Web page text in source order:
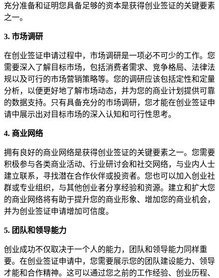
充分准备和证明您具备足够的资本是获得创业签证的关键要素
之一。
3. 市场调研
在创业签证申请过程中，市场调研是一项必不可少的工作。您
需要深入了解目标市场，包括消费者需求、竞争格局、法律法
规以及可行的市场营销策略等。您的调研应该包括定性和定量
分析，以便更好地了解市场动态，并为您的商业计划提供可靠
的数据支持。只有具备充分的市场调研，您才能在创业签证申
请中展示出对目标市场的深入认知和可行性思考。
4. 商业网络
拥有良好的商业网络是获得创业签证的关键要素之一。您需要
积极参与各类商业活动、行业研讨会和社交网络，与业内人士
建立联系，寻找潜在合作伙伴或投资者。您也可以加入创业社
群或专业组织，与其他创业者分享经验和资源。建立和扩大您
的商业网络将有助于提升您的商业形象、增加您的商业机会，
并为创业签证申请增加可信度。
5. 团队和领导能力
创业成功不仅取决于一个人的能力，团队和领导能力同样重
要。在创业签证申请中，您需要展示您的团队建设能力、领导
才能和合作精神。这可以通过您之前的工作经验、创业历程、